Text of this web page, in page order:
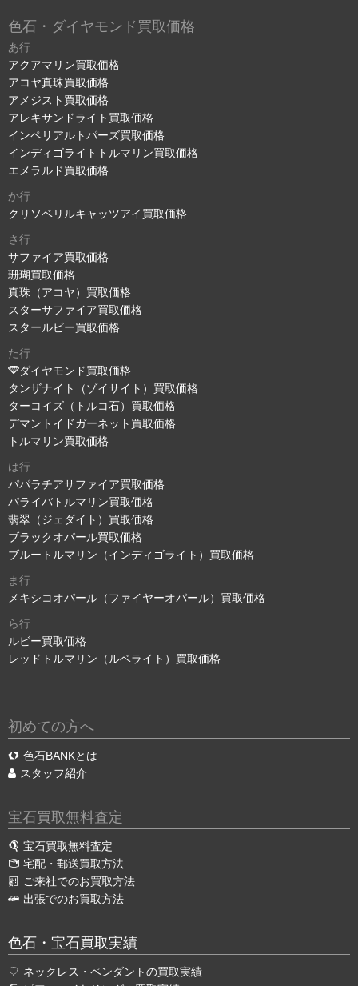
色石・ダイヤモンド買取価格
あ行
アクアマリン買取価格
アコヤ真珠買取価格
アメジスト買取価格
アレキサンドライト買取価格
インペリアルトパーズ買取価格
インディゴライトトルマリン買取価格
エメラルド買取価格
か行
クリソベリルキャッツアイ買取価格
さ行
サファイア買取価格
珊瑚買取価格
真珠（アコヤ）買取価格
スターサファイア買取価格
スタールビー買取価格
た行
ダイヤモンド買取価格
タンザナイト（ゾイサイト）買取価格
ターコイズ（トルコ石）買取価格
デマントイドガーネット買取価格
トルマリン買取価格
は行
パパラチアサファイア買取価格
パライバトルマリン買取価格
翡翠（ジェダイト）買取価格
ブラックオパール買取価格
ブルートルマリン（インディゴライト）買取価格
ま行
メキシコオパール（ファイヤーオパール）買取価格
ら行
ルビー買取価格
レッドトルマリン（ルベライト）買取価格
初めての方へ
色石BANKとは
スタッフ紹介
宝石買取無料査定
宝石買取無料査定
宅配・郵送買取方法
ご来社でのお買取方法
出張でのお買取方法
色石・宝石買取実績
ネックレス・ペンダントの買取実績